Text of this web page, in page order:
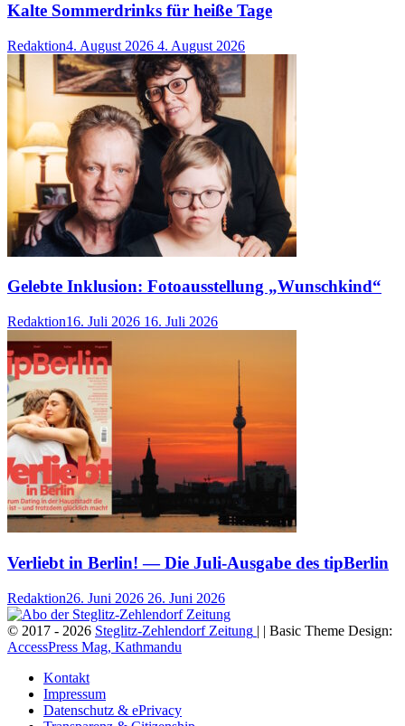
Kalte Sommerdrinks für heiße Tage
Redaktion4. August 2026 4. August 2026
Gelebte Inklusion: Fotoausstellung „Wunschkind“
Redaktion16. Juli 2026 16. Juli 2026
Verliebt in Berlin! — Die Juli-Ausgabe des tipBerlin
Redaktion26. Juni 2026 26. Juni 2026
© 2017 - 2026 Steglitz-Zehlendorf Zeitung | | Basic Theme Design:
AccessPress Mag, Kathmandu
Kontakt
Impressum
Datenschutz & ePrivacy